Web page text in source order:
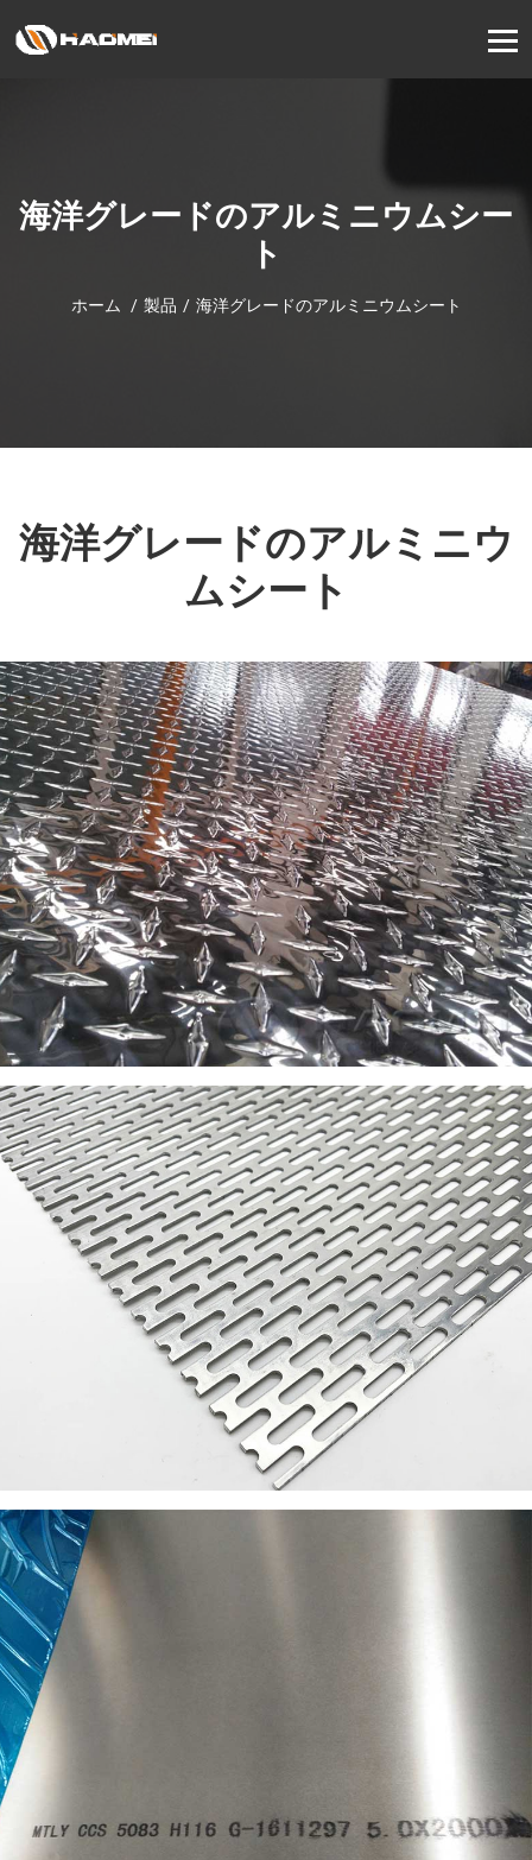
海洋グレードのアルミニウムシー
ト
ホーム 製品 海洋グレードのアルミニウムシート
海洋グレードのアルミニウ
ムシート